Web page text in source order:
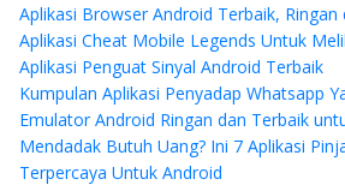
Aplikasi Browser Android Terbaik,
Aplikasi Cheat Mobile Legends Untuk
Aplikasi Penguat Sinyal Android Terbaik
Kumpulan Aplikasi Penyadap Whatsapp
Emulator Android Ringan dan Terbaik
Mendadak Butuh Uang? Ini 7 Aplikasi
Terpercaya Untuk Android